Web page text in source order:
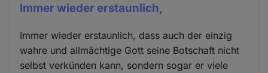
Immer wieder erstaunlich,
Immer wieder erstaunlich, dass auch der einzig
wahre und allmächtige Gott seine Botschaft nicht
selbst verkünden kann, sondern sogar er viele